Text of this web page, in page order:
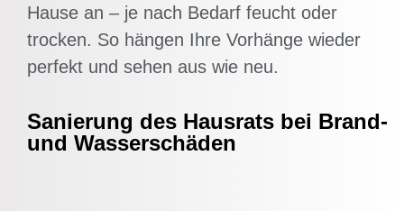
Hause an – je nach Bedarf feucht oder
trocken. So hängen Ihre Vorhänge wieder
perfekt und sehen aus wie neu.
Sanierung des Hausrats bei Brand-
und Wasserschäden